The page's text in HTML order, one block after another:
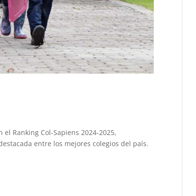
Ranking Col-Sapiens 2024-2025,
entre los mejores colegios del país.